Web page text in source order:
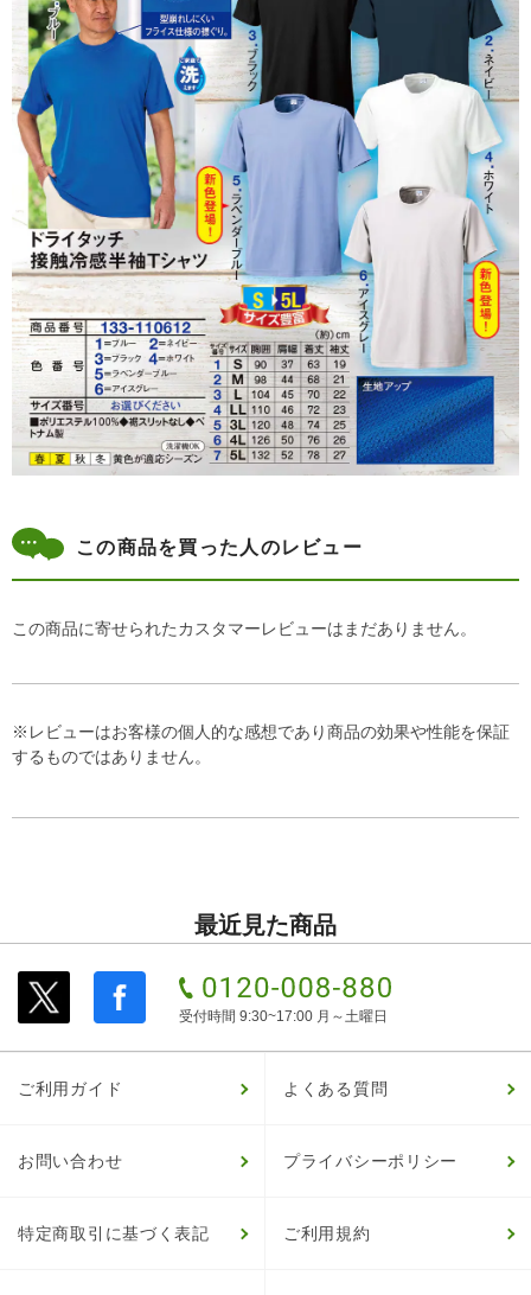
この商品を買った人のレビュー
この商品に寄せられたカスタマーレビューはまだありません。
※レビューはお客様の個人的な感想であり商品の効果や性能を保証
するものではありません。
最近見た商品
受付時間 9:30~17:00 月～土曜日
ご利用ガイド よくある質問
お問い合わせ プライバシーポリシー
特定商取引に基づく表記 ご利用規約